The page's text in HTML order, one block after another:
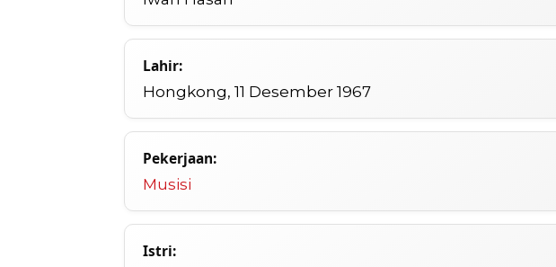
Lahir:
Hongkong, 11 Desember 1967
Pekerjaan:
Musisi
Istri: